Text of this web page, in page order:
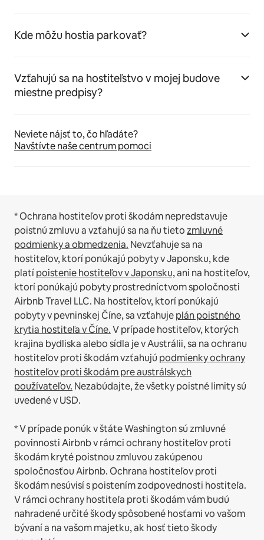
Kde môžu hostia parkovať?
Vzťahujú sa na hostiteľstvo v mojej budove
miestne predpisy?
Neviete nájsť to, čo hľadáte?
Navštívte naše centrum pomoci
* Ochrana hostiteľov proti škodám nepredstavuje
poistnú zmluvu a vzťahujú sa na ňu tietozmluvné
podmienky a obmedzenia. Nevzťahuje sa na
hostiteľov, ktorí ponúkajú pobyty v Japonsku, kde
platípoistenie hostiteľov v Japonsku,ani na hostiteľov,
ktorí ponúkajú pobyty prostredníctvom spoločnosti
Airbnb Travel LLC. Na hostiteľov, ktorí ponúkajú
pobyty v pevninskej Číne, sa vzťahujeplán poistného
krytia hostiteľa v Číne.V prípade hostiteľov, ktorých
krajina bydliska alebo sídla je v Austrálii, sa na ochranu
hostiteľov proti škodám vzťahujú podmienky ochrany
hostiteľov proti škodám pre austrálskych
používateľov. Nezabúdajte, že všetky poistné limity sú
uvedené v USD.
* V prípade ponúk v štáte Washington sú zmluvné
povinnosti Airbnb v rámci ochrany hostiteľov proti
škodám kryté poistnou zmluvou zakúpenou
spoločnosťou Airbnb. Ochrana hostiteľov proti
škodám nesúvisí s poistením zodpovednosti hostiteľa.
V rámci ochrany hostiteľa proti škodám vám budú
nahradené určité škody spôsobené hosťami vo vašom
bývaní a na vašom majetku, ak hosť tieto škody